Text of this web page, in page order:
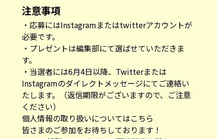
注意事項
・応募にはInstagramまたはtwitterアカウントが
必要です。
・プレゼントは編集部にて選ばせていただきま
す。
・当選者には6月4日以降、Twitterまたは
Instagramのダイレクトメッセージにてご連絡い
たします。（返信期限がございますので、ご注意
ください）
個人情報の取り扱いについてはこちら
皆さまのご参加をお待ちしております！